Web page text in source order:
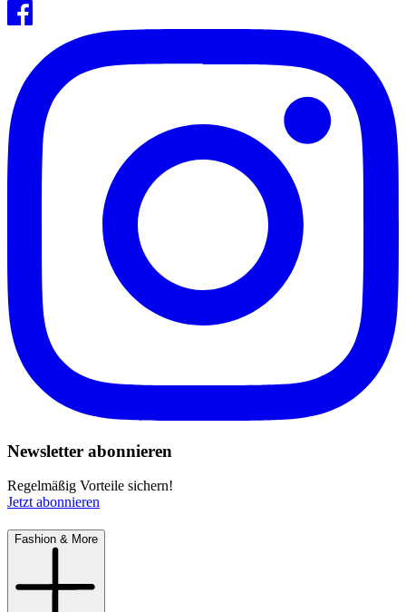
Newsletter abonnieren
Regelmäßig Vorteile sichern!
Jetzt abonnieren
Fashion & More